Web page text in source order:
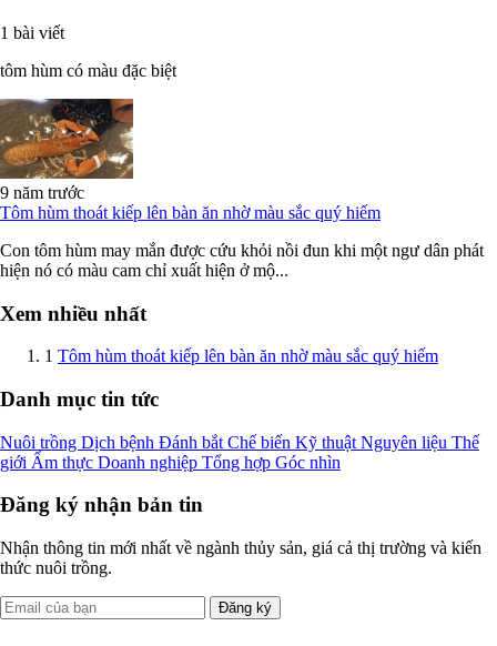
1 bài viết
tôm hùm có màu đặc biệt
9 năm trước
Tôm hùm thoát kiếp lên bàn ăn nhờ màu sắc quý hiếm
Con tôm hùm may mắn được cứu khỏi nồi đun khi một ngư dân phát
hiện nó có màu cam chỉ xuất hiện ở mộ...
Xem nhiều nhất
1 Tôm hùm thoát kiếp lên bàn ăn nhờ màu sắc quý hiếm
Danh mục tin tức
Nuôi trồng Dịch bệnh Đánh bắt Chế biến Kỹ thuật Nguyên liệu Thế
giới Ẩm thực Doanh nghiệp Tổng hợp Góc nhìn
Đăng ký nhận bản tin
Nhận thông tin mới nhất về ngành thủy sản, giá cả thị trường và kiến
thức nuôi trồng.
Đăng ký